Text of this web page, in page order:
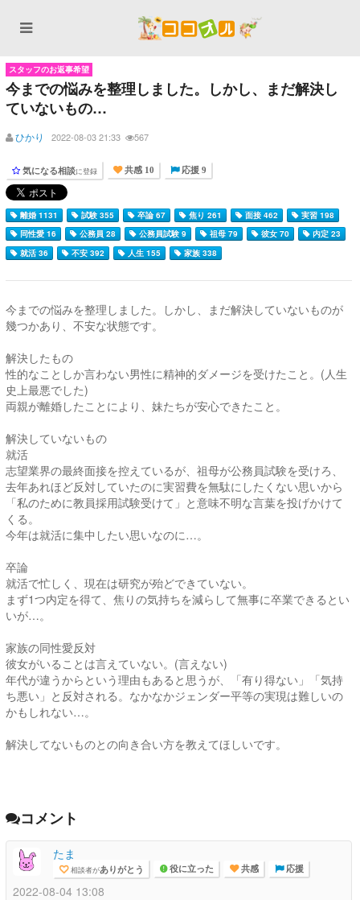
スタッフのお返事希望
今までの悩みを整理しました。しかし、まだ解決し
ていないもの…
ひかり 2022-08-03 21:33 567
気になる相談に登録 共感 10 応援 9
離婚 1131 試験 355 卒論 67 焦り 261 面接 462
実習 198
同性愛 16
公務員 28 公務員試験 9 祖母 79 彼女 70
内定 23
就活 36
不安 392 人生 155 家族 338
今までの悩みを整理しました。しかし、まだ解決していないものが
幾つかあり、不安な状態です。
解決したもの
性的なことしか言わない男性に精神的ダメージを受けたこと。(人生
史上最悪でした)
両親が離婚したことにより、妹たちが安心できたこと。
解決していないもの
就活
志望業界の最終面接を控えているが、祖母が公務員試験を受けろ、
去年あれほど反対していたのに実習費を無駄にしたくない思いから
「私のために教員採用試験受けて」と意味不明な言葉を投げかけて
くる。
今年は就活に集中したい思いなのに…。
卒論
就活で忙しく、現在は研究が殆どできていない。
まず1つ内定を得て、焦りの気持ちを減らして無事に卒業できるとい
いが…。
家族の同性愛反対
彼女がいることは言えていない。(言えない)
年代が違うからという理由もあると思うが、「有り得ない」「気持
ち悪い」と反対される。なかなかジェンダー平等の実現は難しいの
かもしれない…。
解決してないものとの向き合い方を教えてほしいです。
コメント
たま
相談者がありがとう 役に立った 共感 応援
2022-08-04 13:08